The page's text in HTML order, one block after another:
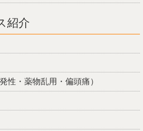
性・薬物乱用・偏頭痛）